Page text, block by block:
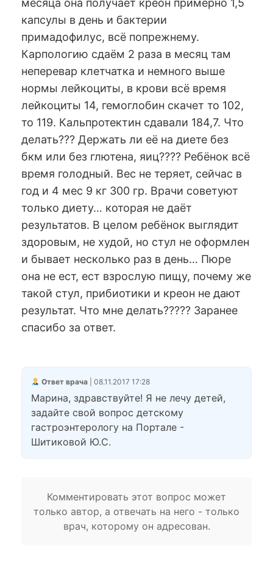
месяца она получает креон примерно 1,5
капсулы в день и бактерии
примадофилус, всё попрежнему.
Карпологию сдаём 2 раза в месяц там
неперевар клетчатка и немного выше
нормы лейкоциты, в крови всё время
лейкоциты 14, гемоглобин скачет то 102,
то 119. Кальпротектин сдавали 184,7. Что
делать??? Держать ли её на диете без
бкм или без глютена, яиц???? Ребёнок всё
время голодный. Вес не теряет, сейчас в
год и 4 мес 9 кг 300 гр. Врачи советуют
только диету… которая не даёт
результатов. В целом ребёнок выглядит
здоровым, не худой, но стул не оформлен
и бывает несколько раз в день… Пюре
она не ест, ест взрослую пищу, почему же
такой стул, прибиотики и креон не дают
результат. Что мне делать????? Заранее
спасибо за ответ.
Ответ врача| 08.11.2017 17:28
Марина, здравствуйте! Я не лечу детей,
задайте свой вопрос детскому
гастроэнтерологу на Портале -
Шитиковой Ю.С.
Комментировать этот вопрос может
только автор, а отвечать на него - только
врач, которому он адресован.